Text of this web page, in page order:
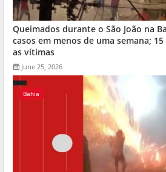
Queimados durante o São João na
casos em menos de uma semana;
as vítimas
June 25, 2026
Bahia